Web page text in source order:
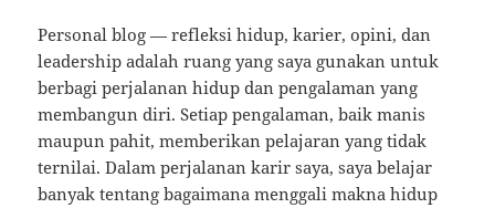
Personal blog — refleksi hidup, karier, opini, dan
leadership adalah ruang yang saya gunakan untuk
berbagi perjalanan hidup dan pengalaman yang
membangun diri. Setiap pengalaman, baik manis
maupun pahit, memberikan pelajaran yang tidak
ternilai. Dalam perjalanan karir saya, saya belajar
banyak tentang bagaimana menggali makna hidup